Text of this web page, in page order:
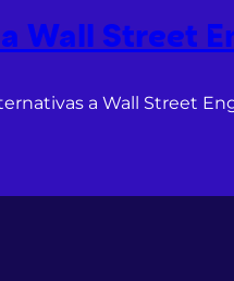
Wall Street
a Wall Street